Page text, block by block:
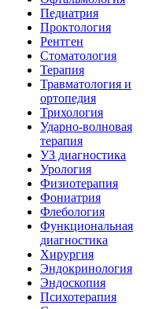
Педиатрия
Проктология
Рентген
Стоматология
Терапия
Травматология и
ортопедия
Трихология
Ударно-волновая
терапия
УЗ диагностика
Урология
Физиотерапия
Фониатрия
Флебология
Функциональная
диагностика
Хирургия
Эндокринология
Эндоскопия
Психотерапия